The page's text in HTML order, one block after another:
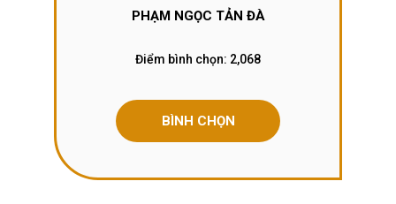
PHẠM NGỌC TẢN ĐÀ
Điểm bình chọn: 2,068
BÌNH CHỌN